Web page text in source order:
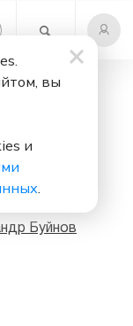
бесплатно
Буйнов
вы
и
.